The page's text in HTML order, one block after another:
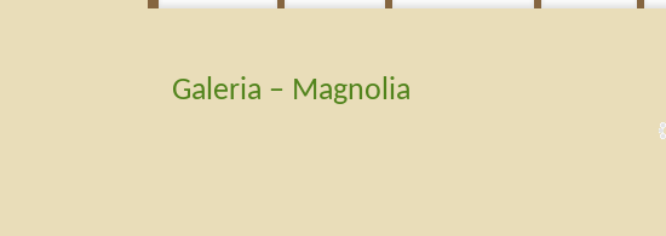
Galeria – Magnolia